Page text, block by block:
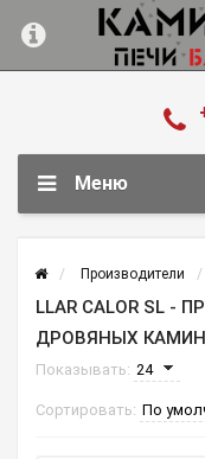
Меню
Производители
LLAR CALOR SL -
ДРОВЯНЫХ
Показывать:
Сортировать: